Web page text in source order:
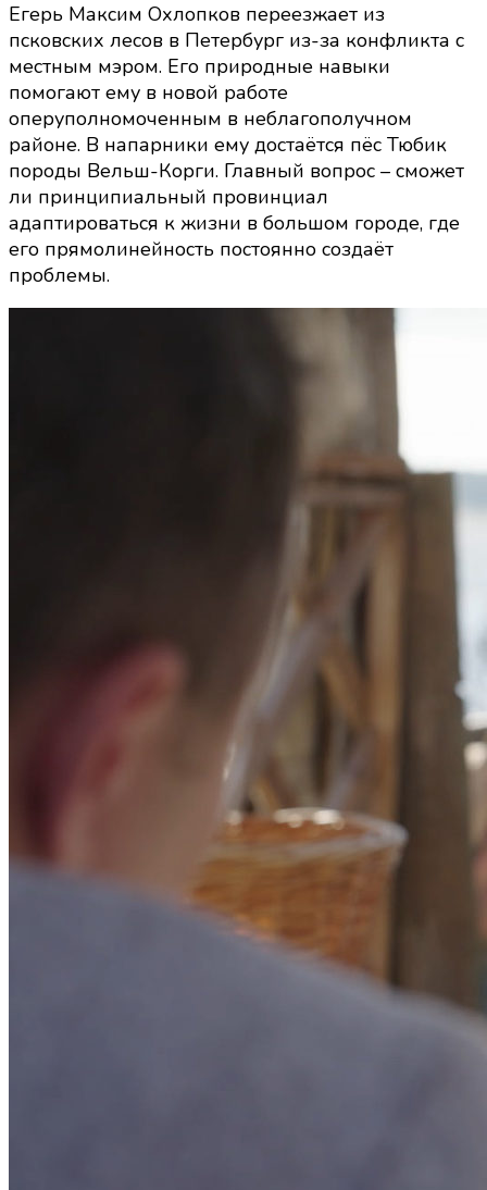
(2025):
кадры,
сюжет,
в
ролях
Егерь Максим Охлопков переезжает из
псковских лесов в Петербург из-за конфликта с
местным мэром. Его природные навыки
помогают ему в новой работе
оперуполномоченным в неблагополучном
районе. В напарники ему достаётся пёс Тюбик
породы Вельш-Корги. Главный вопрос – сможет
ли принципиальный провинциал
адаптироваться к жизни в большом городе, где
его прямолинейность постоянно создаёт
проблемы.